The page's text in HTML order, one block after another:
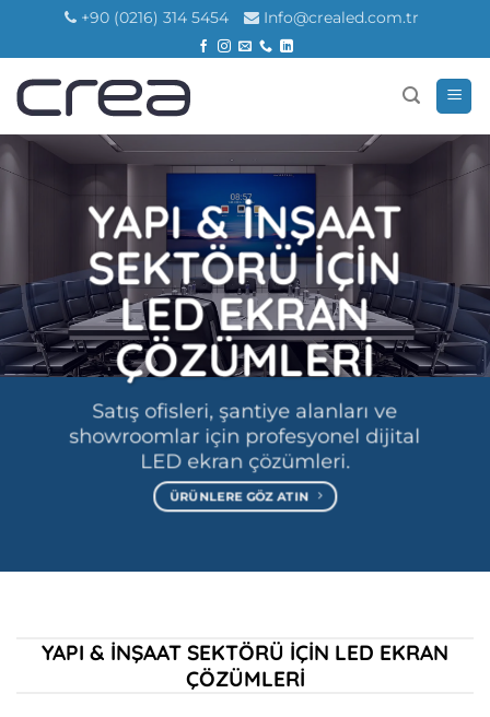
+90 (0216) 314 5454 Info@crealed.com.tr
YAPI & İNŞAAT
SEKTÖRÜ İÇİN
LED EKRAN
ÇÖZÜMLERİ
Satış ofisleri, şantiye alanları ve
showroomlar için profesyonel dijital
LED ekran çözümleri.
ÜRÜNLERE GÖZ ATIN
YAPI & İNŞAAT SEKTÖRÜ İÇIN LED EKRAN
ÇÖZÜMLERI